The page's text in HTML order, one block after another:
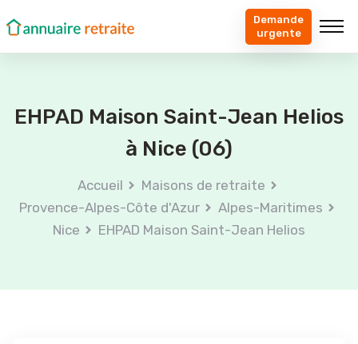
Demande
urgente
EHPAD Maison Saint-Jean Helios
à Nice (06)
Accueil
Maisons de retraite
Provence-Alpes-Côte d'Azur
Alpes-Maritimes
Nice
EHPAD Maison Saint-Jean Helios